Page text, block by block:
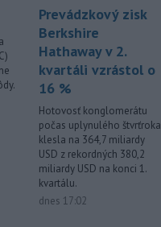
Prevádzkový zisk
Berkshire
Hathaway v 2.
kvartáli vzrástol o
16 %
Hotovosť konglomerátu
počas uplynulého štvrťroka
klesla na 364,7 miliardy
USD z rekordných 380,2
miliardy USD na konci 1.
kvartálu.
dnes 17:02